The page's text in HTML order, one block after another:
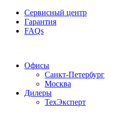
Сервисный центр
Гарантия
FAQs
Офисы
Санкт-Петербург
Москва
Дилеры
ТехЭксперт